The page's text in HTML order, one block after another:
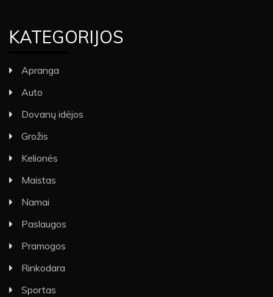
KATEGORIJOS
Apranga
Auto
Dovanų idėjos
Grožis
Kelionės
Maistas
Namai
Paslaugos
Pramogos
Rinkodara
Sportas